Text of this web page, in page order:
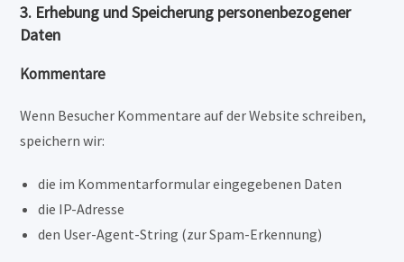
3. Erhebung und Speicherung personenbezogener
Daten
Kommentare
Wenn Besucher Kommentare auf der Website schreiben,
speichern wir:
die im Kommentarformular eingegebenen Daten
die IP-Adresse
den User-Agent-String (zur Spam-Erkennung)